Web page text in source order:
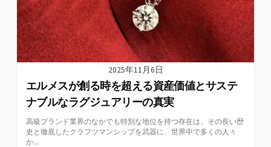
2025年11月6日
エルメスが創る時を超える資産価値とサステ
ナブルなラグジュアリーの真実
高級ブランド業界のなかでも特別な地位を持つ存在は、その長い歴
史と徹底したクラフツマンシップを武器に、世界中で多くの人々
か...